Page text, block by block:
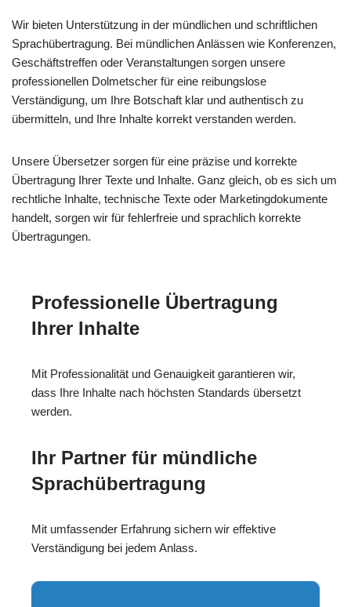
Wir bieten Unterstützung in der mündlichen und schriftlichen
Sprachübertragung. Bei mündlichen Anlässen wie Konferenzen,
Geschäftstreffen oder Veranstaltungen sorgen unsere
professionellen Dolmetscher für eine reibungslose
Verständigung, um Ihre Botschaft klar und authentisch zu
übermitteln, und Ihre Inhalte korrekt verstanden werden.
Unsere Übersetzer sorgen für eine präzise und korrekte
Übertragung Ihrer Texte und Inhalte. Ganz gleich, ob es sich um
rechtliche Inhalte, technische Texte oder Marketingdokumente
handelt, sorgen wir für fehlerfreie und sprachlich korrekte
Übertragungen.
Professionelle Übertragung
Ihrer Inhalte
Mit Professionalität und Genauigkeit garantieren wir,
dass Ihre Inhalte nach höchsten Standards übersetzt
werden.
Ihr Partner für mündliche
Sprachübertragung
Mit umfassender Erfahrung sichern wir effektive
Verständigung bei jedem Anlass.